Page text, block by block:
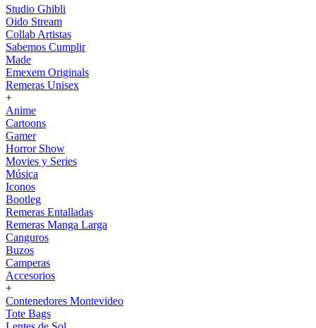
Studio Ghibli
Oido Stream
Collab Artistas
Sabemos Cumplir
Made
Emexem Originals
Remeras Unisex
+
Anime
Cartoons
Gamer
Horror Show
Movies y Series
Música
Iconos
Bootleg
Remeras Entalladas
Remeras Manga Larga
Canguros
Buzos
Camperas
Accesorios
+
Contenedores Montevideo
Tote Bags